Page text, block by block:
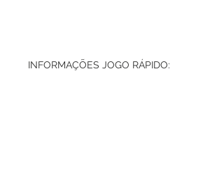
INFORMAÇÕES JOGO RÁPIDO: